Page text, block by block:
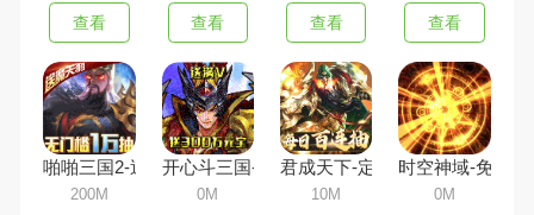
查看 查看 查看 查看
啪啪三国2-送GM万抽
200M
开心斗三国-送5000充值
0M
君成天下-定制版
10M
时空神域-免费
0M